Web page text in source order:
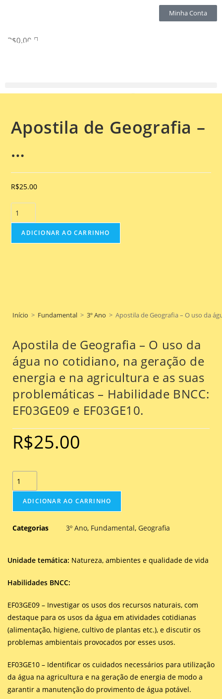
Minha Conta
R$0.00
Apostila de Geografia –
…
R$25.00
ADICIONAR AO CARRINHO
Início > Fundamental > 3º Ano > Apostila de Geografia – O uso da
Apostila de Geografia – O uso da
água no cotidiano, na geração de
energia e na agricultura e as suas
problemáticas – Habilidade BNCC:
EF03GE09 e EF03GE10.
R$25.00
ADICIONAR AO CARRINHO
Categorias 3º Ano, Fundamental, Geografia
Unidade temática: Natureza, ambientes e qualidade de vida
Habilidades BNCC:
EF03GE09 – Investigar os usos dos recursos naturais, com
destaque para os usos da água em atividades cotidianas
(alimentação, higiene, cultivo de plantas etc.), e discutir os
problemas ambientais provocados por esses usos.
EF03GE10 – Identificar os cuidados necessários para utilização
da água na agricultura e na geração de energia de modo a
garantir a manutenção do provimento de água potável.